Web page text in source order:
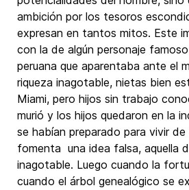
ambición por los tesoros
expresan en tantos mitos. Este
con la de algún personaje
peruana que aparentaba ante el
riqueza inagotable, nietas bien
Miami, pero hijos sin trabajo
murió y los hijos quedaron en la
se habían preparado para vivir
fomenta una idea falsa, aquella
inagotable. Luego cuando la
cuando el árbol genealógico se